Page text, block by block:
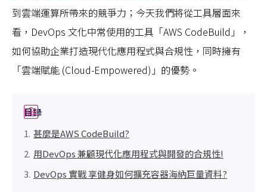
到雲端運算所帶來的競爭力；今天我們將從工具層面來
看，DevOps 文化中常使用的工具「AWS CodeBuild」，
如何協助企業打造現代化應用程式與合規性，同時擁有
「雲端賦能 (Cloud-Empowered)」的優勢。
目錄
甚麼是AWS CodeBuild?
用DevOps 兼顧現代化應用程式與開發的合規性!
DevOps 實戰 享健身如何擴充容器海納巨量資料?